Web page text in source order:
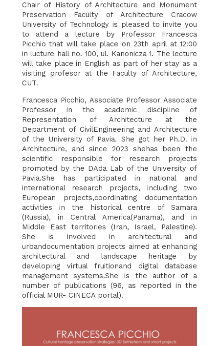
Chair of History of Architecture and Monument
Preservation Faculty of Architecture Cracow
University of Technology is pleased to invite you
to attend a lecture by Professor Francesca
Picchio that will take place on 23th april at 12:00
in lucture hall no. 100, ul. Kanonicza 1. The lecture
will take place in English as part of her stay as a
visiting profesor at the Faculty of Architecture,
CUT.
Francesca Picchio, Associate Professor Associate
Professor in the academic discipline of
Representation of Architecture at the
Department of CivilEngineering and Architecture
of the University of Pavia. She got her Ph.D. in
Architecture, and since 2023 shehas been the
scientific responsible for research projects
promoted by the DAda Lab of the University of
Pavia.She has participated in national and
international research projects, including two
European projects,coordinating documentation
activities in the historical centre of Samara
(Russia), in Central America(Panama), and in
Middle East territories (Iran, Israel, Palestine).
She is involved in architectural and
urbandocumentation projects aimed at enhancing
architectural and landscape heritage by
developing virtual fruitionand digital database
management systems.She is the author of a
number of publications (96, as reported in the
official MUR- CINECA portal).